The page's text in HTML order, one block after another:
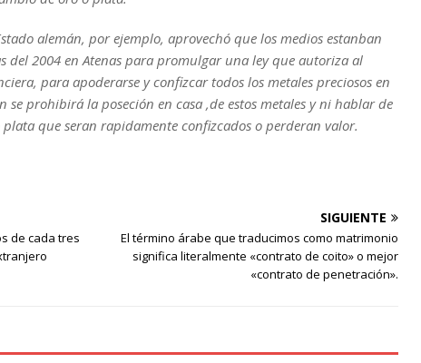
alemán, por ejemplo, aprovechó que los medios estanban
del 2004 en Atenas para promulgar una ley que autoriza al
para apoderarse y confizcar todos los metales preciosos en
se prohibirá la poseción en casa ,de estos metales y ni hablar de
que seran rapidamente confizcados o perderan valor.
de cada tres
SIGUIENTE
El término árabe que traducimos como matrimonio
significa literalmente «contrato de coito» o mejor
«contrato de penetración».